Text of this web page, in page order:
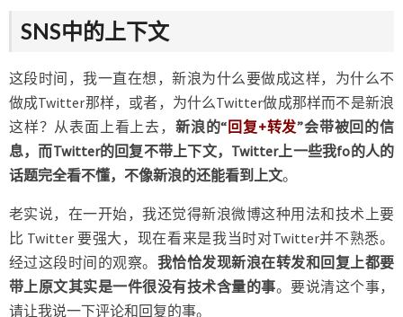
SNS中的上下文
这段时间，我一直在想，新浪为什么要做成这样，为什么不
做成Twitter那样，或者，为什么Twitter做成那样而不是新浪
这样？从表面上看上去， 新浪的“ 回复+转发”会带被回的信
息，而Twitter的回复不带上下文，Twitter上一些我fo的人的
话题完全看不懂，不像新浪的还能看到上文。
老实说，在一开始，我还觉得新浪微博这种用法和技术上要
比 Twitter 要强大，现在看来是我当时对Twitter并不熟悉。
经过这段时间的观察。 我恰恰发现新浪在转发和回复上都要
带上原文其实是一件很没有技术含量的事。要说清这个事，
请让我说一下评论和回复的事。